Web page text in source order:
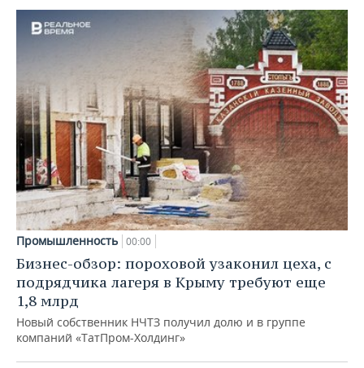
Промышленность 00:00
Бизнес-обзор: пороховой узаконил цеха, с
подрядчика лагеря в Крыму требуют еще
1,8 млрд
Новый собственник НЧТЗ получил долю и в группе
компаний «ТатПром-Холдинг»